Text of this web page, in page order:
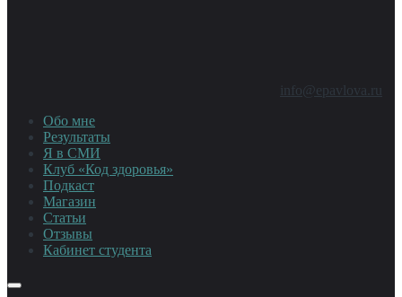
info@epavlova.ru
Обо мне
Результаты
Я в СМИ
Клуб «Код здоровья»
Подкаст
Магазин
Статьи
Отзывы
Кабинет студента